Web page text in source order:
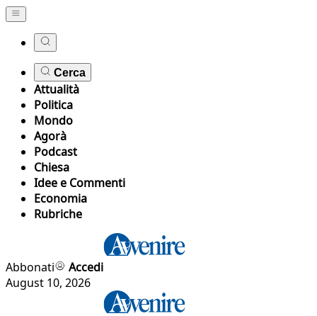
Cerca
Attualità
Politica
Mondo
Agorà
Podcast
Chiesa
Idee e Commenti
Economia
Rubriche
Abbonati
Accedi
August 10, 2026